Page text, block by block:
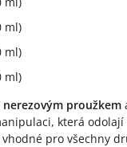
ml)
ml)
ml)
nerezovým proužkem
která odolají
pro všechny